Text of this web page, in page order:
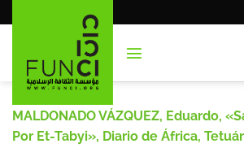
al
MALDONADO VÁZQUEZ, Eduardo,
Por Et-Tabyi», Diario de África,